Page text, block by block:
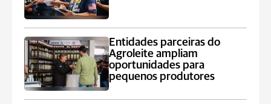
Entidades parceiras do
Agroleite ampliam
oportunidades para
pequenos produtores